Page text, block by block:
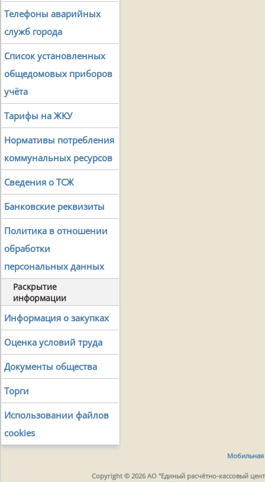
Телефоны аварийных
служб города
Список установленных
общедомовых приборов
учёта
Тарифы на ЖКУ
Нормативы потребления
коммунальных ресурсов
Сведения о ТСЖ
Банковские реквизиты
Политика в отношении
обработки
персональных данных
Раскрытие
информации
Информация о закупках
Оценка условий труда
Документы общества
Торги
Использовании файлов
cookies
Мобильная
Copyright © 2026 АО "Единый расчётно-кассовый